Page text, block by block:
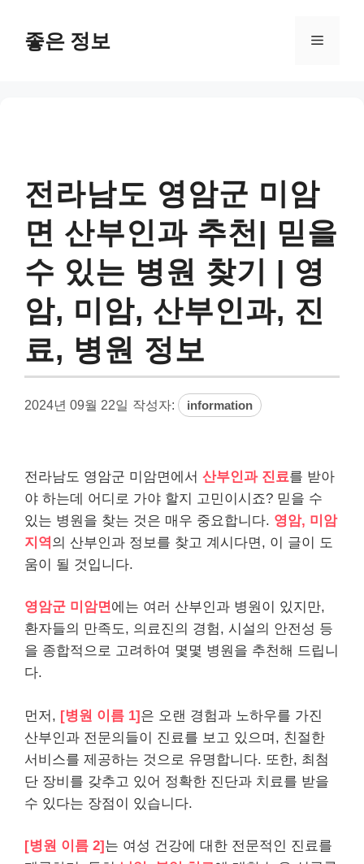
좋은 정보 메
전라남도 영암군 미암
면 산부인과 추천| 믿을
수 있는 병원 찾기 | 영
암, 미암, 산부인과, 진
료, 병원 정보
2024년 09월 22일 작성자: information
전라남도 영암군 미암면에서 산부인과 진료를 받아
야 하는데 어디로 가야 할지 고민이시죠? 믿을 수
있는 병원을 찾는 것은 매우 중요합니다. 영암, 미암
지역 의 산부인과 정보를 찾고 계시다면, 이 글이 도
움이 될 것입니다.
영암군 미암면에는 여러 산부인과 병원이 있지만,
환자들의 만족도, 의료진의 경험, 시설의 안전성 등
을 종합적으로 고려하여 몇몇 병원을 추천해 드립니
다.
먼저, [병원 이름 1]은 오랜 경험과 노하우를 가진
산부인과 전문의들이 진료를 보고 있으며, 친절한
서비스를 제공하는 것으로 유명합니다. 또한, 최첨
단 장비를 갖추고 있어 정확한 진단과 치료를 받을
수 있다는 장점이 있습니다.
[병원 이름 2]는 여성 건강에 대한 전문적인 진료를